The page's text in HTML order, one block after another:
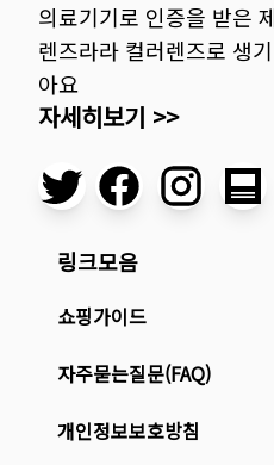
의료기기로 인증을 받은
렌즈라라 컬러렌즈로 생
아요
자세히보기 >>
링크모음
쇼핑가이드
자주묻는질문(FAQ)
개인정보보호방침